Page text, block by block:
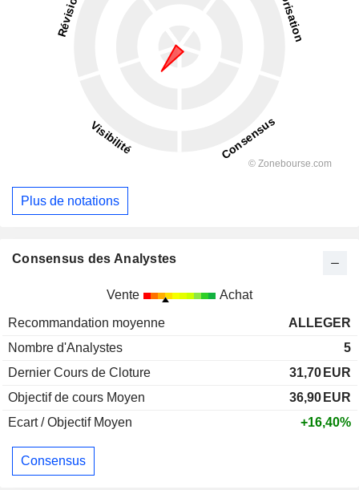
Plus de notations
Consensus des Analystes
Vente Achat
Recommandation moyenne
ALLEGER
Nombre d'Analystes
5
Dernier Cours de Cloture
31,70 EUR
Objectif de cours Moyen
36,90 EUR
Ecart / Objectif Moyen
+16,40%
Consensus